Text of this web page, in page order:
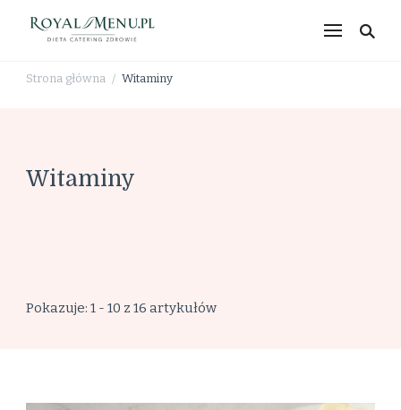
RoyalMenu.pl – dieta,
odżywianie
Strona główna / Witaminy
Witaminy
Pokazuje: 1 - 10 z 16 artykułów